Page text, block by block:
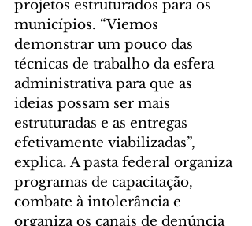
projetos estruturados para os
municípios. “Viemos
demonstrar um pouco das
técnicas de trabalho da esfera
administrativa para que as
ideias possam ser mais
estruturadas e as entregas
efetivamente viabilizadas”,
explica. A pasta federal organiza
programas de capacitação,
combate à intolerância e
organiza os canais de denúncia